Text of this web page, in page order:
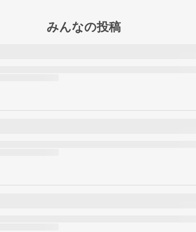
みんなの投稿